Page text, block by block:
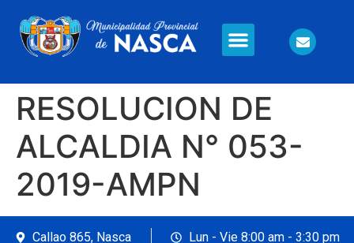
RESOLUCION DE
ALCALDIA N° 053-
2019-AMPN
Callao 865, Nasca Lun - Vie 8:00 am - 3:30 pm